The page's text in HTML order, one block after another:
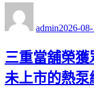
admin佈
期:
2026-
三重當舖榮
未上市的熱泵